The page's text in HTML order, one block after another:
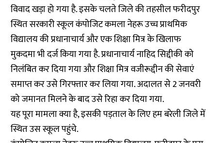
विवाद खड़ा हो गया है. इसके चलते जिले की तहसील फरीदपुर
स्थित सरकारी स्कूल कंपोजिट कमला नेहरू उच्च प्राथमिक
विद्यालय की प्रधानाचार्य और एक शिक्षा मित्र के खिलाफ
मुकदमा भी दर्ज किया गया है. प्रधानाचार्य नाहिद सिद्दीकी को
निलंबित कर दिया गया और शिक्षा मित्र वजीरूद्दीन की सेवाएं
समाप्त कर उसे गिरफ्तार कर लिया गया. अदालत से 2 जनवरी
को जमानत मिलने के बाद उसे रिहा कर दिया गया.
यह पूरा मामला क्या है, इसकी पड़ताल के लिए हम बरेली जिले में
स्थित उस स्कूल पहुंचे.